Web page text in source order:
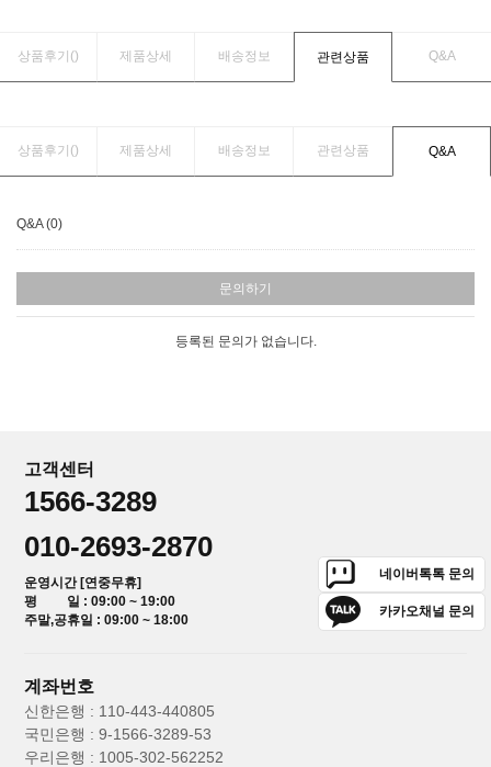
상품후기() 제품상세 배송정보 관련상품 Q&A
상품후기() 제품상세 배송정보 관련상품 Q&A
Q&A (0)
문의하기
등록된 문의가 없습니다.
고객센터
1566-3289
010-2693-2870
운영시간 [연중무휴]
평 일 : 09:00 ~ 19:00
주말,공휴일 : 09:00 ~ 18:00
네이버톡톡 문의
카카오채널 문의
계좌번호
신한은행 : 110-443-440805
국민은행 : 9-1566-3289-53
우리은행 : 1005-302-562252